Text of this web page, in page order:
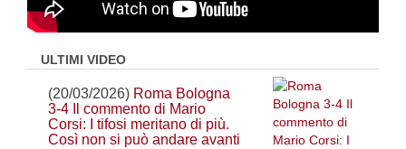
ULTIMI VIDEO
(20/03/2026) Roma Bologna
3-4 Il commento di Mario
Corsi: I tifosi meritano di più.
Così non si può andare avanti